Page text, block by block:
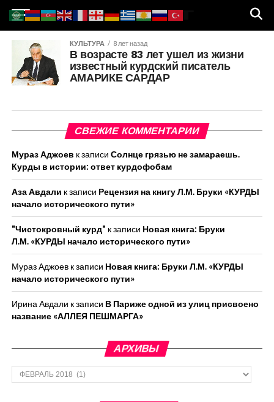
КУЛЬТУРА 8 лет назад
В возрасте 83 лет ушел из жизни
известный курдский писатель
АМАРИКЕ САРДАР
СВЕЖИЕ КОММЕНТАРИИ
Мураз Аджоев к записи Солнце грязью не замараешь.
Курды в истории: ответ курдофобам
Аза Авдали к записи Рецензия на книгу Л.М. Бруки «КУРДЫ
начало исторического пути»
"Чистокровный курд" к записи Новая книга: Бруки
Л.М. «КУРДЫ начало исторического пути»
Мураз Аджоевк записи Новая книга: Бруки Л.М. «КУРДЫ
начало исторического пути»
Ирина Авдали к записи В Париже одной из улиц присвоено
название «АЛЛЕЯ ПЕШМАРГА»
АРХИВЫ
Архивы